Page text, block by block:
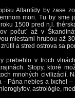
Atlantídy by zase
mori. Tu by
1500 pred n.l.
počuť až v
miestami hrubou až
a stred ostrova sa
prebehlo v troch
Stopy, ktoré
mnohých civilizácií.
- Pána nebies a Ixchel
astrológie,